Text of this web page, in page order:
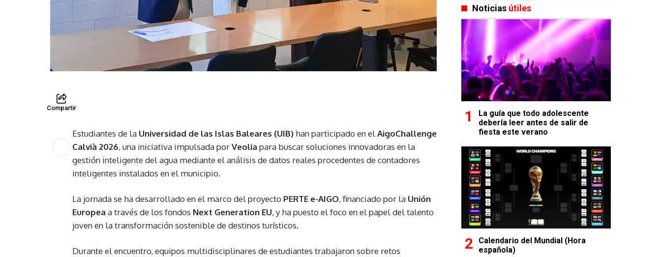
Compartir
Estudiantes de la Universidad de las Islas Baleares (UIB) han participado en elAigoChallenge
Calvià 2026, una iniciativa impulsada porVeolia para buscar soluciones innovadoras en la
gestión inteligente del agua mediante el análisis de datos reales procedentes de contadores
inteligentes instalados en el municipio.
La jornada se ha desarrollado en el marco del proyecto PERTE e-AIGO, financiado por la Unión
Europea a través de los fondos Next Generation EU, y ha puesto el foco en el papel del talento
joven en la transformación sostenible de destinos turísticos.
Durante el encuentro, equipos multidisciplinares de estudiantes trabajaron sobre retos
Noticias útiles
La guía que todo adolescente
debería leer antes de salir de
fiesta este verano
Calendario del Mundial (Hora
española)